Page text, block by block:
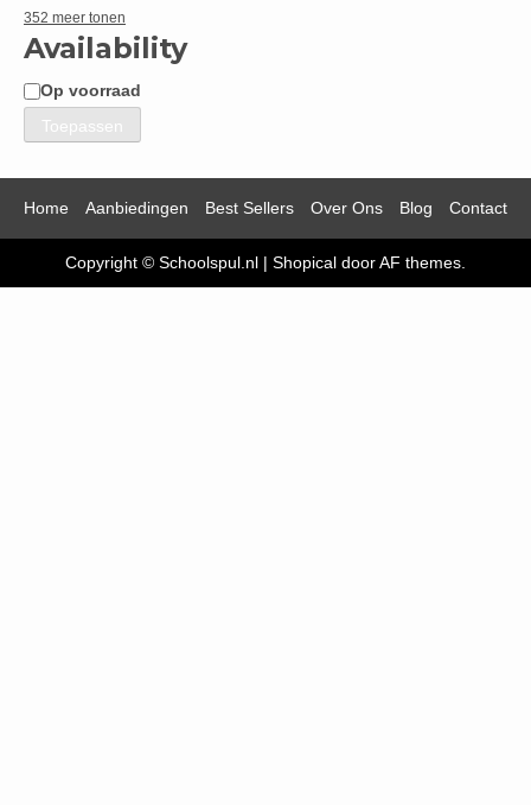
352 meer tonen
Availability
Beschikbaarheid
Op voorraad
Toepassen
Home Aanbiedingen Best Sellers Over Ons Blog Contact
Copyright © Schoolspul.nl | Shopical door AF themes.